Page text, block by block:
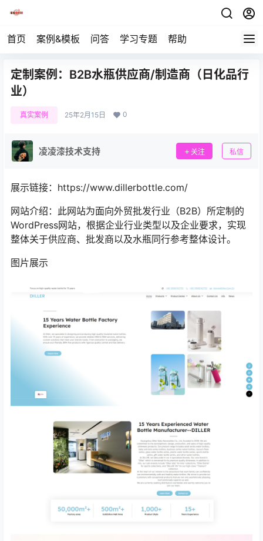
首页 案例&模板 问答 学习专题 帮助
定制案例：B2B水瓶供应商/制造商（日化品行
业）
真实案例 25年2月15日 0
凌凌漆技术支持 关注 私信
展示链接：https://www.dillerbottle.com/
网站介绍：此网站为面向外贸批发行业（B2B）所定制的
WordPress网站，根据企业行业类型以及企业要求，实现
整体关于供应商、批发商以及水瓶同行参考整体设计。
图片展示